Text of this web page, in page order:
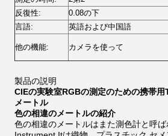
反復性:
0.08の下
言語:
英語および中国語
他の機能: カメラを使って
製品の説明
CIEの実験室RGBの測定のための携帯
メートル
色の相違のメートルの紹介
色の相違のメートルはまた測色計と呼